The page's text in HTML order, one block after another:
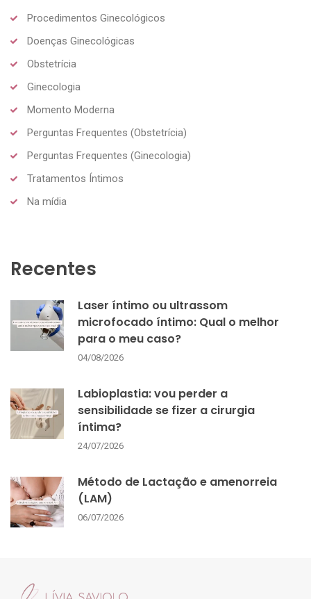
Procedimentos Ginecológicos
Doenças Ginecológicas
Obstetrícia
Ginecologia
Momento Moderna
Perguntas Frequentes (Obstetrícia)
Perguntas Frequentes (Ginecologia)
Tratamentos Íntimos
Na mídia
Recentes
Laser íntimo ou ultrassom
microfocado íntimo: Qual o melhor
para o meu caso?
04/08/2026
Labioplastia: vou perder a
sensibilidade se fizer a cirurgia
íntima?
24/07/2026
Método de Lactação e amenorreia
(LAM)
06/07/2026